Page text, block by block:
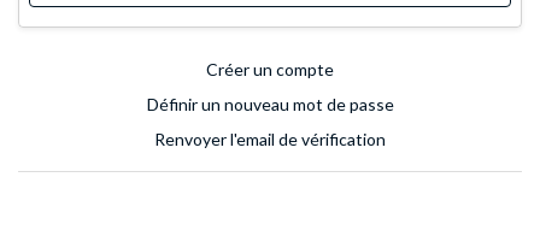
Créer un compte
Définir un nouveau mot de passe
Renvoyer l'email de vérification